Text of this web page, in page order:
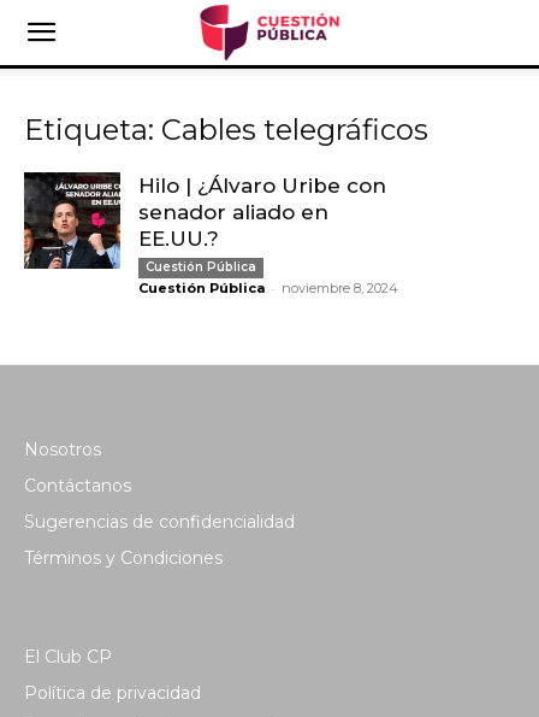
Etiqueta: Cables telegráficos
Hilo | ¿Álvaro Uribe con
senador aliado en
EE.UU.?
Cuestión Pública
Cuestión Pública - noviembre 8, 2024
Nosotros
Contáctanos
Sugerencias de confidencialidad
Términos y Condiciones
El Club CP
Política de privacidad